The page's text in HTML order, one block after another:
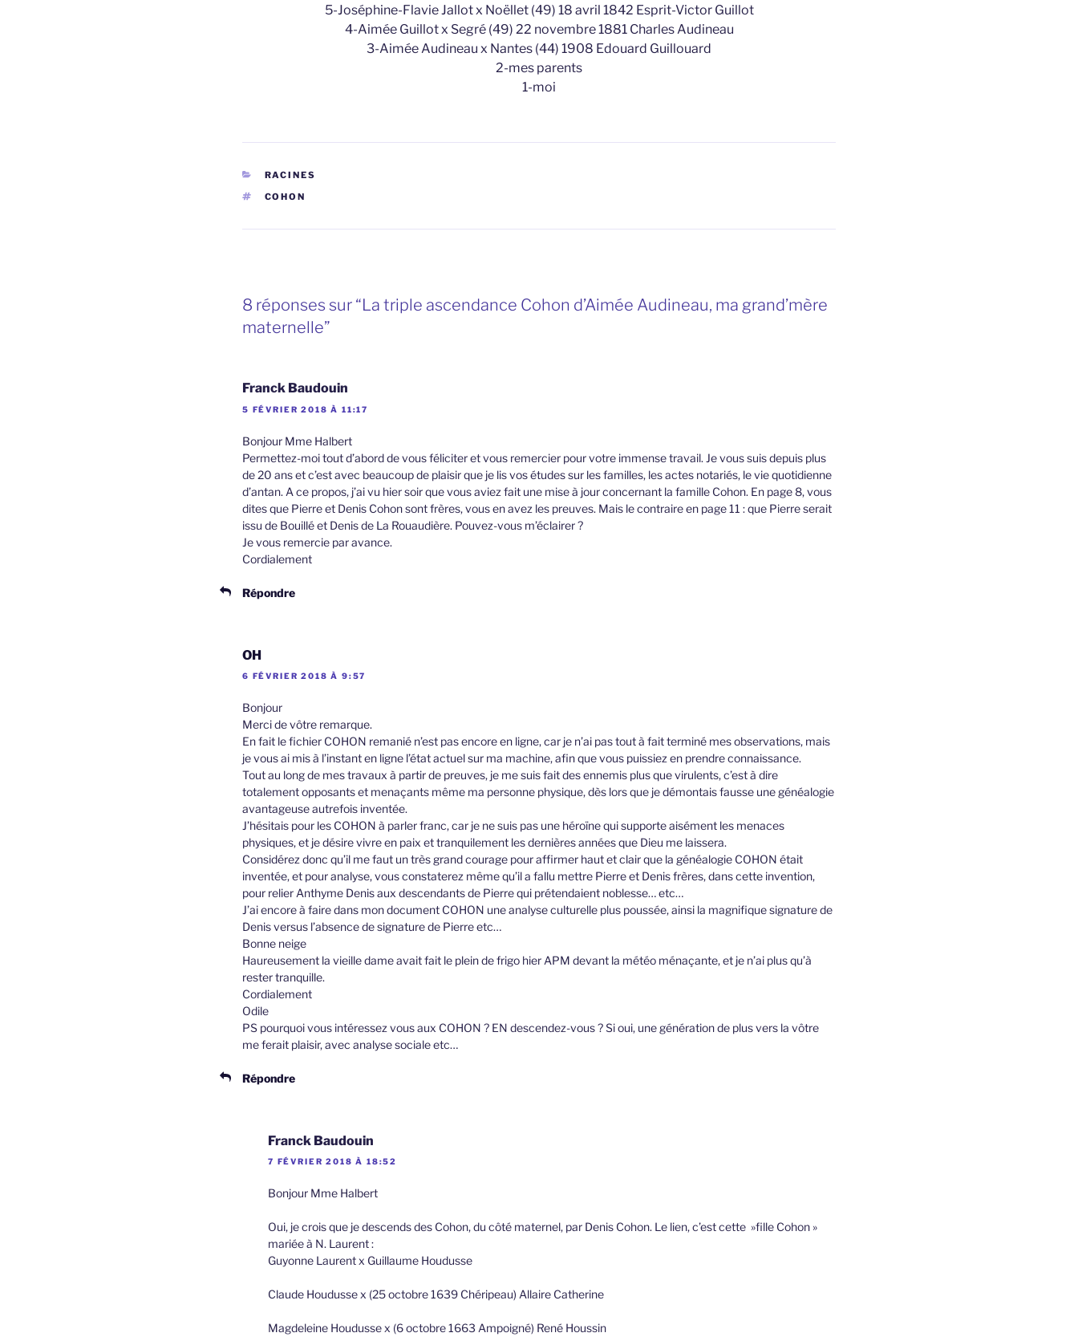
5-Joséphine-Flavie Jallot x Noëllet (49) 18 avril 1842 Esprit-Victor Guillot
4-Aimée Guillot x Segré (49) 22 novembre 1881 Charles Audineau
3-Aimée Audineau x Nantes (44) 1908 Edouard Guillouard
2-mes parents
1-moi
CATÉGORIES
RACINES
ÉTIQUETTES
COHON
8 réponses sur “La triple ascendance Cohon d’Aimée Audineau, ma grand’mère
maternelle”
Franck Baudouin
5 FÉVRIER 2018 À 11:17
Bonjour Mme Halbert
Permettez-moi tout d’abord de vous féliciter et vous remercier pour votre immense travail. Je vous suis depuis plus
de 20 ans et c’est avec beaucoup de plaisir que je lis vos études sur les familles, les actes notariés, le vie quotidienne
d’antan. A ce propos, j’ai vu hier soir que vous aviez fait une mise à jour concernant la famille Cohon. En page 8, vous
dites que Pierre et Denis Cohon sont frères, vous en avez les preuves. Mais le contraire en page 11 : que Pierre serait
issu de Bouillé et Denis de La Rouaudière. Pouvez-vous m’éclairer ?
Je vous remercie par avance.
Cordialement
Répondre
OH
6 FÉVRIER 2018 À 9:57
Bonjour
Merci de vôtre remarque.
En fait le fichier COHON remanié n’est pas encore en ligne, car je n’ai pas tout à fait terminé mes observations, mais
je vous ai mis à l’instant en ligne l’état actuel sur ma machine, afin que vous puissiez en prendre connaissance.
Tout au long de mes travaux à partir de preuves, je me suis fait des ennemis plus que virulents, c’est à dire
totalement opposants et menaçants même ma personne physique, dès lors que je démontais fausse une généalogie
avantageuse autrefois inventée.
J’hésitais pour les COHON à parler franc, car je ne suis pas une héroïne qui supporte aisément les menaces
physiques, et je désire vivre en paix et tranquilement les dernières années que Dieu me laissera.
Considérez donc qu’il me faut un très grand courage pour affirmer haut et clair que la généalogie COHON était
inventée, et pour analyse, vous constaterez même qu’il a fallu mettre Pierre et Denis frères, dans cette invention,
pour relier Anthyme Denis aux descendants de Pierre qui prétendaient noblesse… etc…
J’ai encore à faire dans mon document COHON une analyse culturelle plus poussée, ainsi la magnifique signature de
Denis versus l’absence de signature de Pierre etc…
Bonne neige
Haureusement la vieille dame avait fait le plein de frigo hier APM devant la météo ménaçante, et je n’ai plus qu’à
rester tranquille.
Cordialement
Odile
PS pourquoi vous intéressez vous aux COHON ? EN descendez-vous ? Si oui, une génération de plus vers la vôtre
me ferait plaisir, avec analyse sociale etc…
Répondre
Franck Baudouin
7 FÉVRIER 2018 À 18:52
Bonjour Mme Halbert
Oui, je crois que je descends des Cohon, du côté maternel, par Denis Cohon. Le lien, c’est cette »fille Cohon »
mariée à N. Laurent :
Guyonne Laurent x Guillaume Houdusse
Claude Houdusse x (25 octobre 1639 Chéripeau) Allaire Catherine
Magdeleine Houdusse x (6 octobre 1663 Ampoigné) René Houssin